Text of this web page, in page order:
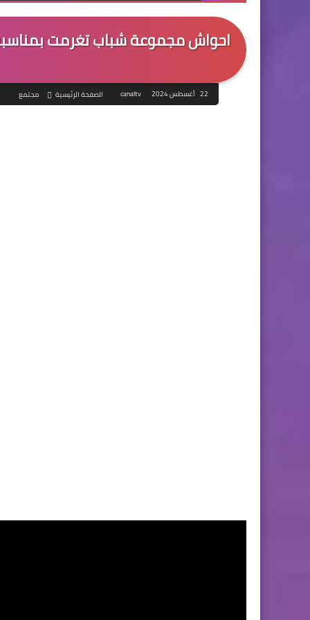
احواش مجموعة شباب تغرمت بمناسبة
22 أغسطس 2024 canaltv الصفحة الرئيسية مجتمع